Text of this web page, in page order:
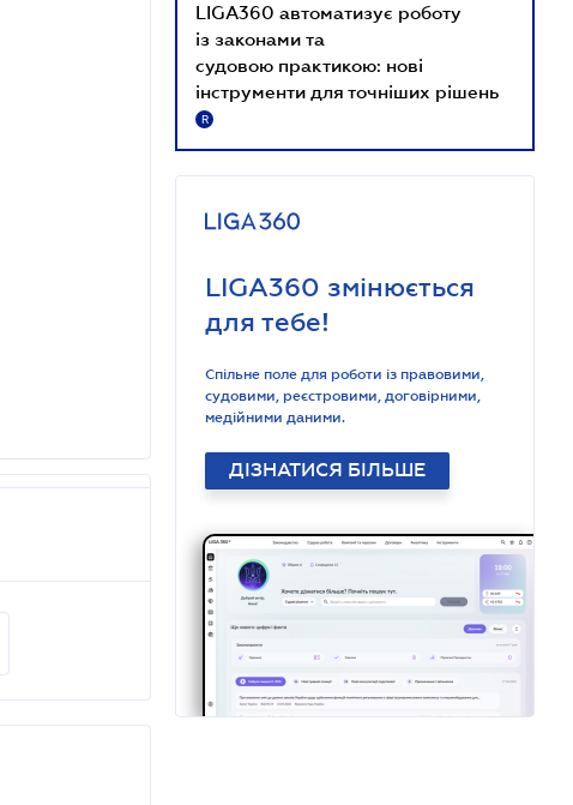
LIGA360 автоматизує роботу
із законами та
судовою практикою: нові
інструменти для точніших рішень
R
LIGA360 змінюється
для тебе!
Спільне поле для роботи із правовими,
судовими, реєстровими, договірними,
медійними даними.
ДІЗНАТИСЯ БІЛЬШЕ